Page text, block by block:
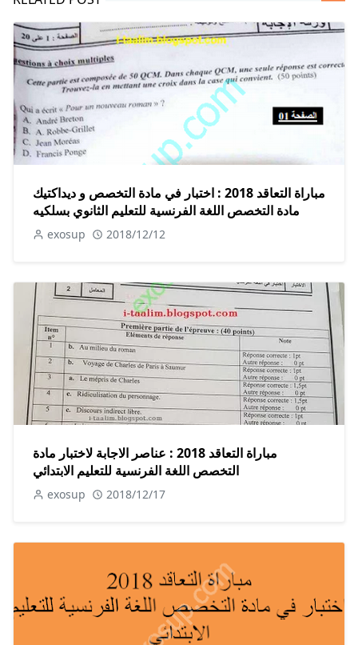
مباراة التعاقد 2018 : اختبار في مادة التخصص و ديداكتيك
مادة التخصص اللغة الفرنسية للتعليم الثانوي بسلكيه
exosup 2018/12/12
مباراة التعاقد 2018 : عناصر الاجابة لاختبار مادة
التخصص اللغة الفرنسية للتعليم الابتدائي
exosup 2018/12/17